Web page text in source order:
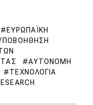
ΕΥΡΩΠΑΪΚΉ
ΑΥΤΌΝΟΜΗ
ΤΕΧΝΟΛΟΓΊΑ